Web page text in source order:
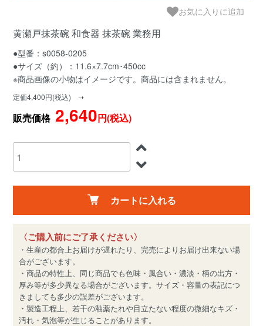
お気に入りに追加
黄瀬戸抹茶碗 和食器 抹茶碗 業務用
●型番：s0058-0205
●サイズ（約）：11.6×7.7cm･450cc
※商品画像の小物はイメージです。商品には含まれません。
定価4,400円(税込) ➝
販売価格2,640円(税込)
カートに入れる
〈ご購入前にご了承ください〉
・生産の都合上お届けが遅れたり、完売によりお届け出来ない場
合がございます。
・商品の特性上、同じ商品でも色味・風合い・濃淡・柄の出方・
厚み等が多少異なる場合がございます。サイズ・容量の表記につ
きましても多少の誤差がございます。
・製造工程上、若干の釉薬たれや目立たない程度の微細なキズ・
汚れ・気泡等が生じることがあります。